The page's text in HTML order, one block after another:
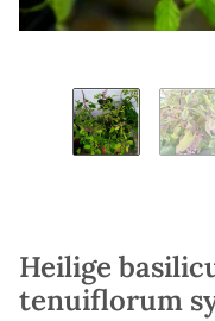
Heilige
tenuiflorum